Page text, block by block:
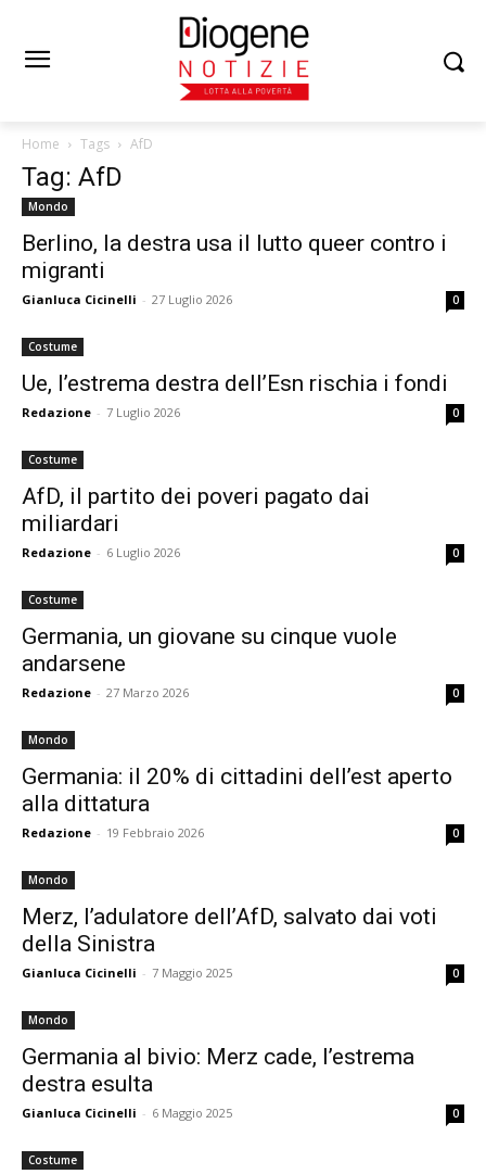
Home Tags AfD
Tag: AfD
Mondo
Berlino, la destra usa il lutto queer contro i
migranti
Gianluca Cicinelli - 27 Luglio 2026 0
Costume
Ue, l’estrema destra dell’Esn rischia i fondi
Redazione - 7 Luglio 2026 0
Costume
AfD, il partito dei poveri pagato dai
miliardari
Redazione - 6 Luglio 2026 0
Costume
Germania, un giovane su cinque vuole
andarsene
Redazione - 27 Marzo 2026 0
Mondo
Germania: il 20% di cittadini dell’est aperto
alla dittatura
Redazione - 19 Febbraio 2026 0
Mondo
Merz, l’adulatore dell’AfD, salvato dai voti
della Sinistra
Gianluca Cicinelli - 7 Maggio 2025 0
Mondo
Germania al bivio: Merz cade, l’estrema
destra esulta
Gianluca Cicinelli - 6 Maggio 2025 0
Costume